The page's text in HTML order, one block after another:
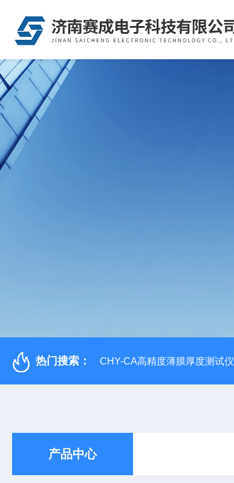
热门搜索： CHY-CA高精度薄膜厚度测试仪
产品中心